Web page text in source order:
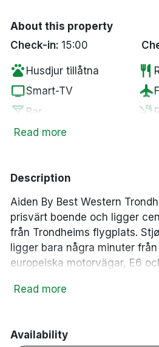
About this property
Check-in: 15:00
pets Husdjur tillåtna restaurant
tvSmart-TV flight
local_bar Bar smoke_free
coffeeKaffe/te på rummet
Read more
Description
Aiden By Best Western
prisvärt boende och ligger
från Trondheims flygplats.
ligger bara några minuter
europeiska motorvägar, E6
knutpunkt och lättillgängligt
Trondheim Airport är 100%
Read more
Availability